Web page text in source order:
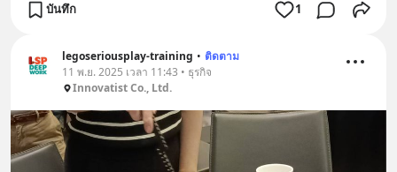
บันทึก 1
legoseriousplay-training • ติดตาม
11 พ.ย. 2025 เวลา 11:43 • ธุรกิจ
Innovatist Co., Ltd.